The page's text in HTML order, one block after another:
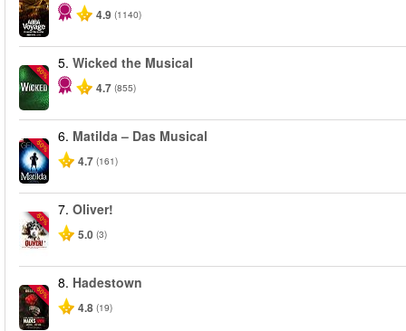
4.9 (1140)
-50%
5. Wicked the Musical
4.7 (855)
-50%
6. Matilda – Das Musical
4.7 (161)
-50%
7. Oliver!
5.0 (3)
-50%
8. Hadestown
4.8 (19)